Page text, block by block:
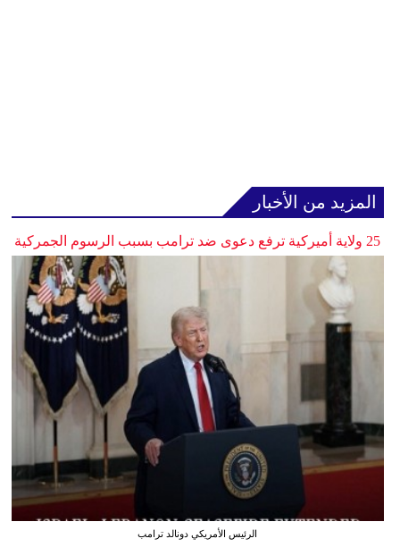
المزيد من الأخبار
25 ولاية أميركية ترفع دعوى ضد ترامب بسبب الرسوم الجمركية
الرئيس الأمريكي دونالد ترامب